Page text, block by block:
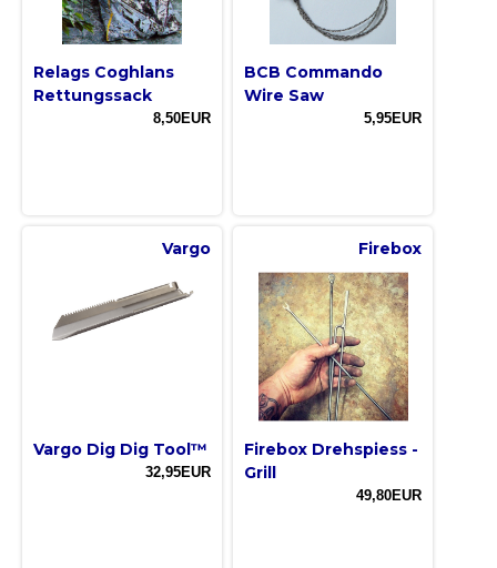
Relags Coghlans
Rettungssack
8,50EUR
BCB Commando
Wire Saw
5,95EUR
Vargo
Vargo Dig Dig Tool™
32,95EUR
Firebox
Firebox Drehspiess -
Grill
49,80EUR